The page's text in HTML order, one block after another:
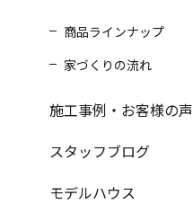
商品ラインナップ
家づくりの流れ
施工事例・お客様の声
スタッフブログ
モデルハウス